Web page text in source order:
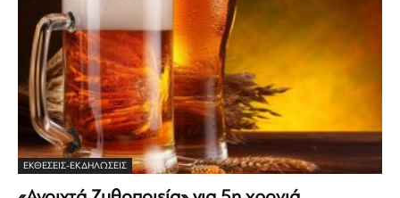
ΕΚΘΈΣΕΙΣ-ΕΚΔΗΛΏΣΕΙΣ